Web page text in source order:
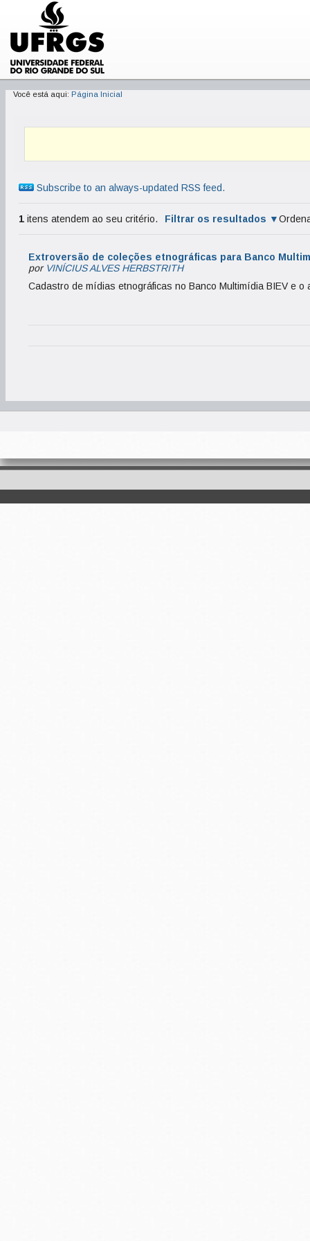
Você está aqui: Página Inicial
Subscribe to an always-updated RSS feed.
1itens atendem ao seu critério. Filtrar os resultados
Extroversão de coleções etnográficas para Banco
por VINÍCIUS ALVES HERBSTRITH
Cadastro de mídias etnográficas no Banco Multimídia BIEV e o